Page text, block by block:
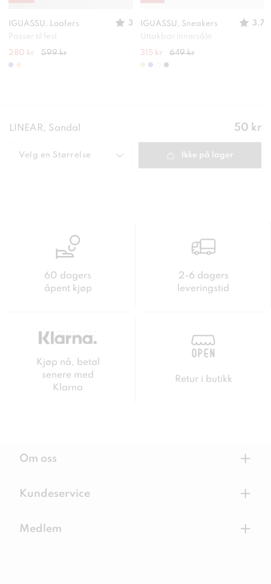
IGUASSU, Loafers
3
Passer til fest
280 kr 599 kr
IGUASSU, Sneakers
3.7
Uttakbar innersåle
315 kr 649 kr
LINEAR, Sandal Pris:
50 kr
Velg en Størrelse Ikke på lager
60 dagers
åpent kjøp
2-6 dagers
leveringstid
Kjøp nå, betal
senere med
Klarna
Retur i butikk
Om oss +
Kundeservice +
Medlem +